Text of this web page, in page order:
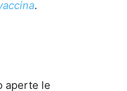
.
aperte le